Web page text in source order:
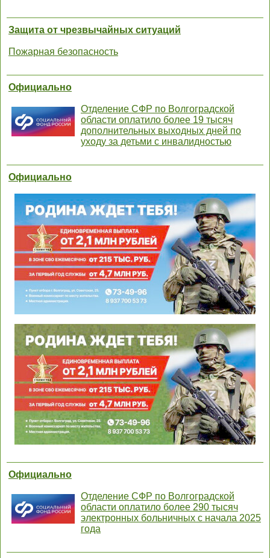
Защита от чрезвычайных ситуаций
Пожарная безопасность
Официально
Отделение СФР по Волгоградской
области оплатило более 19 тысяч
дополнительных выходных дней по
уходу за детьми с инвалидностью
Официально
Официально
Отделение СФР по Волгоградской
области оплатило более 290 тысяч
электронных больничных с начала 2025
года